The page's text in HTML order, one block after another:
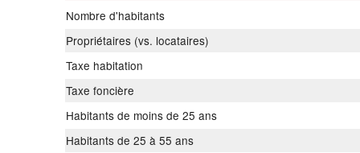
Nombre d'habitants
Propriétaires (vs. locataires)
Taxe habitation
Taxe foncière
Habitants de moins de 25 ans
Habitants de 25 à 55 ans